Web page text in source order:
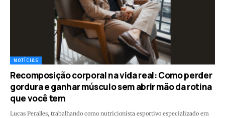
NOTÍCIAS
Recomposição corporal na vida real: Como perder
gordura e ganhar músculo sem abrir mão da rotina
que você tem
Lucas Peralles, trabalhando como nutricionista esportivo especializado em